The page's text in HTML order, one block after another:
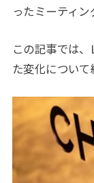
ったミーティ
この記事では
た変化について